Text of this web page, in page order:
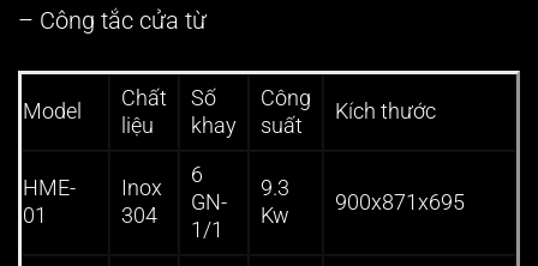
– Công tắc cửa từ
Model
Chất
liệu
Số
khay
Công
suất
Kích thước
HME-
01
Inox
304
6
GN-
1/1
9.3
Kw
900x871x695